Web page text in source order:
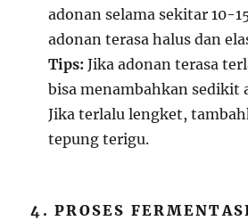
adonan selama sekitar 10-
adonan terasa halus dan
Tips: Jika adonan terasa
bisa menambahkan sedikit
Jika terlalu lengket,
tepung terigu.
4. PROSES